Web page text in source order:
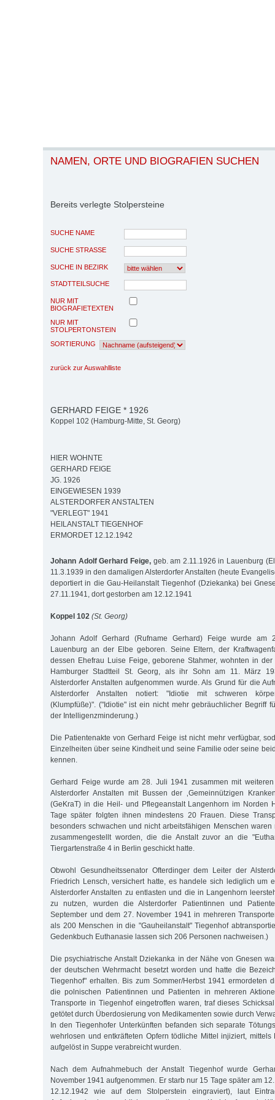
NAMEN, ORTE UND BIOGRAFIEN SUCHEN
Bereits verlegte Stolpersteine
SUCHE NAME
SUCHE STRASSE
SUCHE IN BEZIRK
STADTTEILSUCHE
NUR MIT
BIOGRAFIETEXTEN
NUR MIT
STOLPERTONSTEIN
SORTIERUNG
zurück zur Auswahlliste
GERHARD FEIGE * 1926
Koppel 102 (Hamburg-Mitte, St. Georg)
HIER WOHNTE
GERHARD FEIGE
JG. 1926
EINGEWIESEN 1939
ALSTERDORFER ANSTALTEN
"VERLEGT" 1941
HEILANSTALT TIEGENHOF
ERMORDET 12.12.1942
Johann Adolf Gerhard Feige,geb. am 2.11.1926 in Lauenburg
11.3.1939 in den damaligen Alsterdorfer Anstalten (heute
deportiert in die Gau-Heilanstalt Tiegenhof (Dziekanka) bei
27.11.1941, dort gestorben am 12.12.1941
Koppel 102 (St. Georg)
Johann Adolf Gerhard (Rufname Gerhard) Feige wurde am
Lauenburg an der Elbe geboren. Seine Eltern, der
dessen Ehefrau Luise Feige, geborene Stahmer, wohnten in
Hamburger Stadtteil St. Georg, als ihr Sohn am 11. März
Alsterdorfer Anstalten aufgenommen wurde. Als Grund für die
Alsterdorfer Anstalten notiert: "Idiotie mit schweren
(Klumpfüße)". ("Idiotie" ist ein nicht mehr gebräuchlicher Begriff
der Intelligenzminderung.)
Die Patientenakte von Gerhard Feige ist nicht mehr verfügbar,
Einzelheiten über seine Kindheit und seine Familie oder seine
kennen.
Gerhard Feige wurde am 28. Juli 1941 zusammen mit
Alsterdorfer Anstalten mit Bussen der ‚Gemeinnützigen
(GeKraT) in die Heil- und Pflegeanstalt Langenhorn im Norden
Tage später folgten ihnen mindestens 20 Frauen. Diese
besonders schwachen und nicht arbeitsfähigen Menschen
zusammengestellt worden, die die Anstalt zuvor an die
Tiergartenstraße 4 in Berlin geschickt hatte.
Obwohl Gesundheitssenator Ofterdinger dem Leiter der
Friedrich Lensch, versichert hatte, es handele sich lediglich um
Alsterdorfer Anstalten zu entlasten und die in Langenhorn
zu nutzen, wurden die Alsterdorfer Patientinnen und
September und dem 27. November 1941 in mehreren
als 200 Menschen in die "Gauheilanstalt" Tiegenhof
Gedenkbuch Euthanasie lassen sich 206 Personen nachweisen.)
Die psychiatrische Anstalt Dziekanka in der Nähe von Gnesen
der deutschen Wehrmacht besetzt worden und hatte die
Tiegenhof" erhalten. Bis zum Sommer/Herbst 1941 ermordeten
die polnischen Patientinnen und Patienten in mehreren
Transporte in Tiegenhof eingetroffen waren, traf dieses
getötet durch Überdosierung von Medikamenten sowie durch
In den Tiegenhofer Unterkünften befanden sich separate
wehrlosen und entkräfteten Opfern tödliche Mittel injiziert, mittels
aufgelöst in Suppe verabreicht wurden.
Nach dem Aufnahmebuch der Anstalt Tiegenhof wurde
November 1941 aufgenommen. Er starb nur 15 Tage später am
12.12.1942 wie auf dem Stolperstein eingraviert), laut